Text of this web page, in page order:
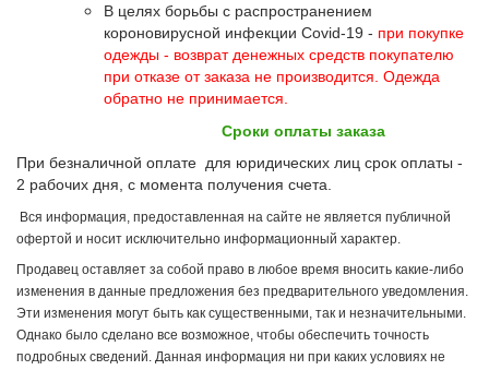
В целях борьбы с распространением
короновирусной инфекции Covid-19 - при покупке
одежды - возврат денежных средств покупателю
при отказе от заказа не производится. Одежда
обратно не принимается.
Сроки оплаты заказа
При безналичной оплате для юридических лиц срок оплаты -
2 рабочих дня, с момента получения счета.
Вся информация, предоставленная на сайте не является публичной
офертой и носит исключительно информационный характер.
Продавец оставляет за собой право в любое время вносить какие-либо
изменения в данные предложения без предварительного уведомления.
Эти изменения могут быть как существенными, так и незначительными.
Однако было сделано все возможное, чтобы обеспечить точность
подробных сведений. Данная информация ни при каких условиях не